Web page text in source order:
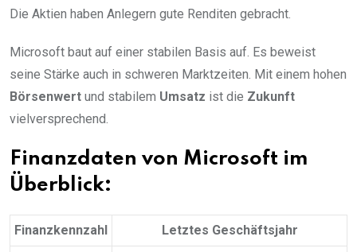
Die Aktien haben Anlegern gute Renditen gebracht.
Microsoft baut auf einer stabilen Basis auf. Es beweist
seine Stärke auch in schweren Marktzeiten. Mit einem hohen
Börsenwert und stabilem Umsatz ist die Zukunft
vielversprechend.
Finanzdaten von Microsoft im
Überblick:
Finanzkennzahl Letztes Geschäftsjahr